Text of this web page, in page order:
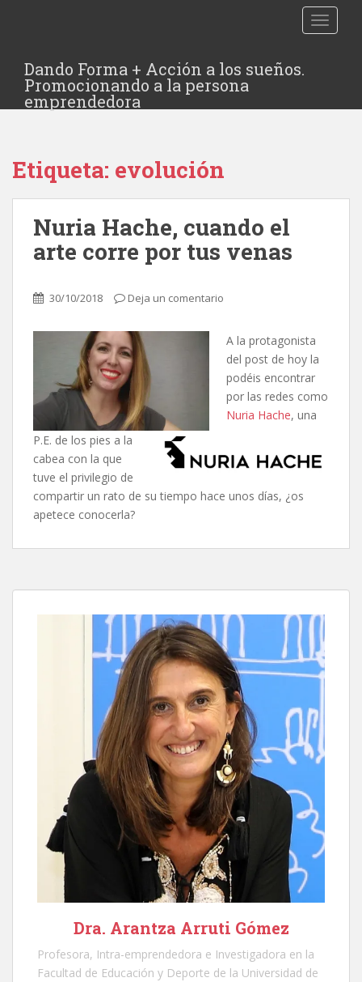
Dando Forma + Acción a los sueños.
Promocionando a la persona
emprendedora
Etiqueta: evolución
Nuria Hache, cuando el
arte corre por tus venas
30/10/2018 Deja un comentario
A la protagonista
del post de hoy la
podéis encontrar
por las redes como
Nuria Hache, una
P.E. de los pies a la
cabea con la que
tuve el privilegio de
compartir un rato de su tiempo hace unos días, ¿os
apetece conocerla?
Dra. Arantza Arruti Gómez
Profesora, Intra-emprendedora e Investigadora en la
Facultad de Educación y Deporte de la Universidad de